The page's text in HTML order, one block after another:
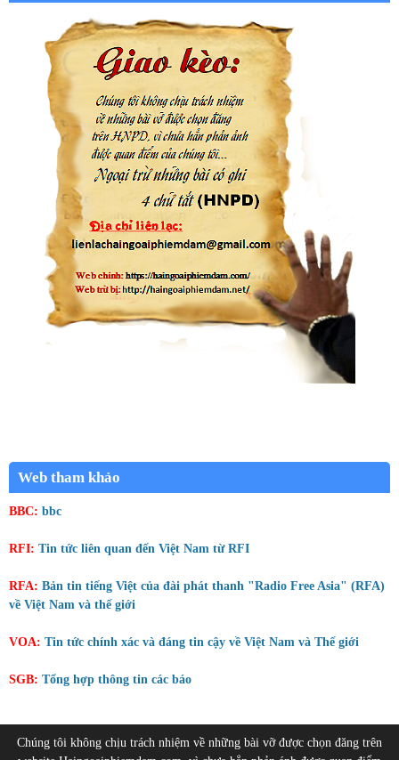
Web tham khảo
BBC: bbc
RFI: Tin tức liên quan đến Việt Nam từ RFI
RFA: Bản tin tiếng Việt của đài phát thanh "Radio Free Asia" (RFA)
về Việt Nam và thế giới
VOA: Tin tức chính xác và đáng tin cậy về Việt Nam và Thế giới
SGB: Tổng hợp thông tin các báo
Chúng tôi không chịu trách nhiệm về những bài vỡ được chọn đăng trên